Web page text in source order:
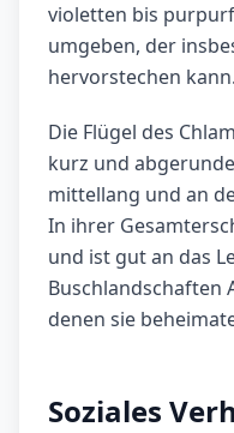
violetten bis
umgeben, der
hervorstechen kann.
Die Flügel des
kurz und
mittellang und an
In ihrer
und ist gut an das
Buschlandschaften
denen sie
Soziales